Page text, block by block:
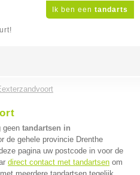
Ik ben een tandarts
geen tandartsen in
de gehele provincie Drenthe
pagina uw postcode in voor de
direct contact met tandartsen om